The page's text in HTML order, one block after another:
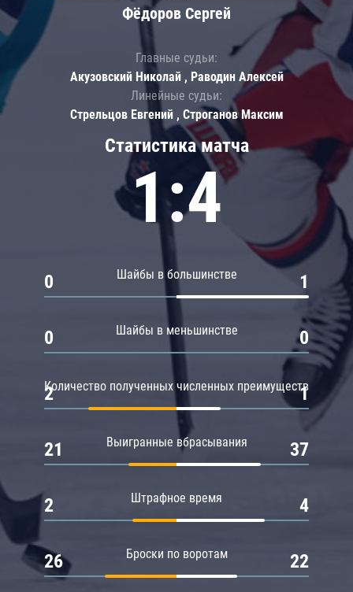
Статистика матча
1:4
Шайбы в большинстве
0 1
Шайбы в меньшинстве
0 0
Количество полученных численных преимуществ
2 1
Выигранные вбрасывания
21 37
Штрафное время
2 4
Броски по воротам
26 22
Фёдоров Сергей
Главные судьи:
Акузовский Николай , Раводин Алексей
Линейные судьи:
Стрельцов Евгений , Строганов Максим